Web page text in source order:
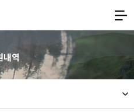
학과
응형
사이트맵
내역